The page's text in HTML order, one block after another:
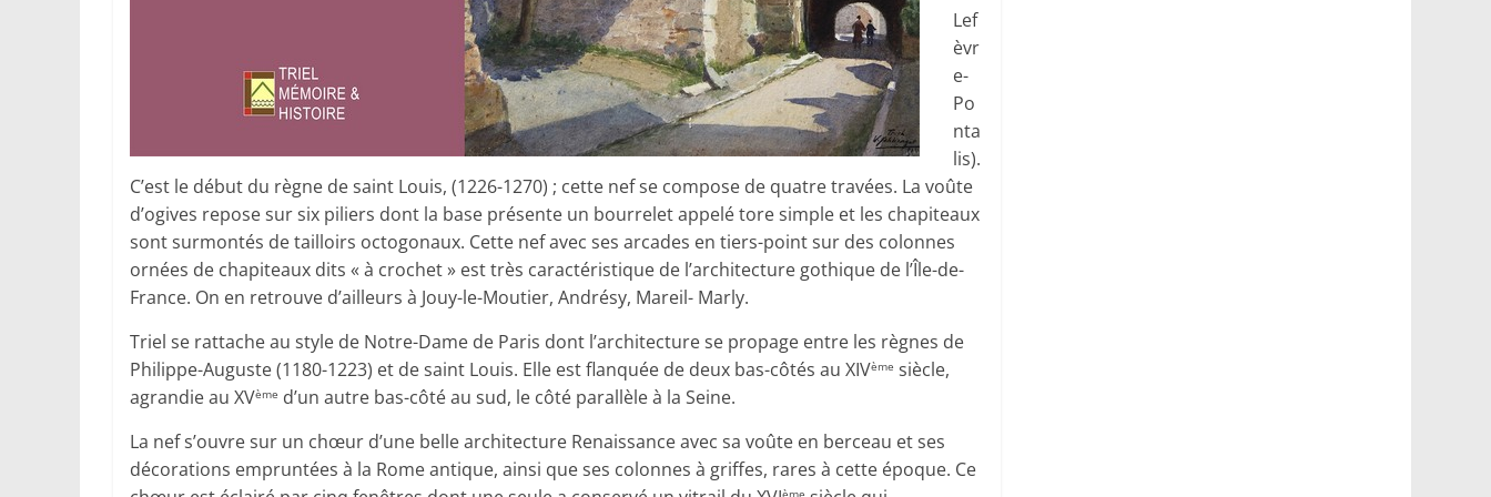
Lef
èvr
e-
Po
nta
lis).
C’est le début du règne de saint Louis, (1226-1270) ; cette nef se compose de quatre travées. La voûte
d’ogives repose sur six piliers dont la base présente un bourrelet appelé tore simple et les chapiteaux
sont surmontés de tailloirs octogonaux. Cette nef avec ses arcades en tiers-point sur des colonnes
ornées de chapiteaux dits « à crochet » est très caractéristique de l’architecture gothique de l’Île-de-
France. On en retrouve d’ailleurs à Jouy-le-Moutier, Andrésy, Mareil- Marly.
Triel se rattache au style de Notre-Dame de Paris dont l’architecture se propage entre les règnes de
Philippe-Auguste (1180-1223) et de saint Louis. Elle est flanquée de deux bas-côtés au XIVème siècle,
agrandie au XVème d’un autre bas-côté au sud, le côté parallèle à la Seine.
La nef s’ouvre sur un chœur d’une belle architecture Renaissance avec sa voûte en berceau et ses
décorations empruntées à la Rome antique, ainsi que ses colonnes à griffes, rares à cette époque. Ce
ème